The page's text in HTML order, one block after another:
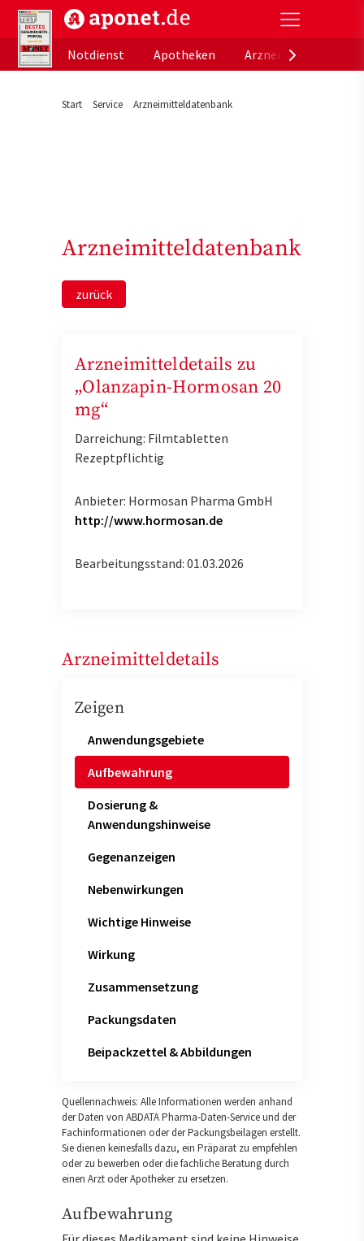
aponet.de - Das offizielle Gesundheitsportal der
Notdienst
Apotheken
Start Service Arzneimitteldatenbank
Arzneimitteldatenbank
zurück
Arzneimitteldetails zu
„Olanzapin-Hormosan 20
mg“
Darreichung: Filmtabletten
Rezeptpflichtig
Anbieter: Hormosan Pharma GmbH
http://www.hormosan.de
Bearbeitungsstand: 01.03.2026
Arzneimitteldetails
Zeigen
Anwendungsgebiete
Aufbewahrung
Dosierung &
Anwendungshinweise
Gegenanzeigen
Nebenwirkungen
Wichtige Hinweise
Wirkung
Zusammensetzung
Packungsdaten
Beipackzettel & Abbildungen
Quellennachweis: Alle Informationen werden anhand
der Daten von ABDATA Pharma-Daten-Service und der
Fachinformationen oder der Packungsbeilagen erstellt.
Sie dienen keinesfalls dazu, ein Präparat zu empfehlen
oder zu bewerben oder die fachliche Beratung durch
einen Arzt oder Apotheker zu ersetzen.
Aufbewahrung